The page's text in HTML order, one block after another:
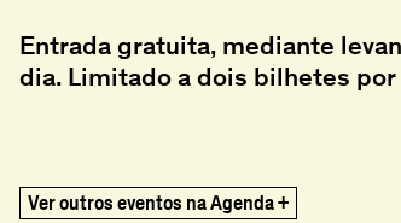
Entrada gratuita, mediante
dia. Limitado a dois bilhetes por
The Vertical Smile, 1973
The Vertical Smile, 1973
Ver outros eventos na Agenda +